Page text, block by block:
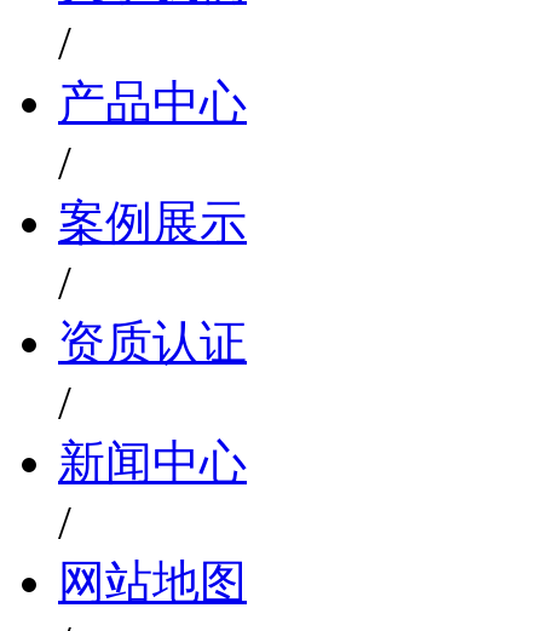
/
产品中心
/
案例展示
/
资质认证
/
新闻中心
/
网站地图